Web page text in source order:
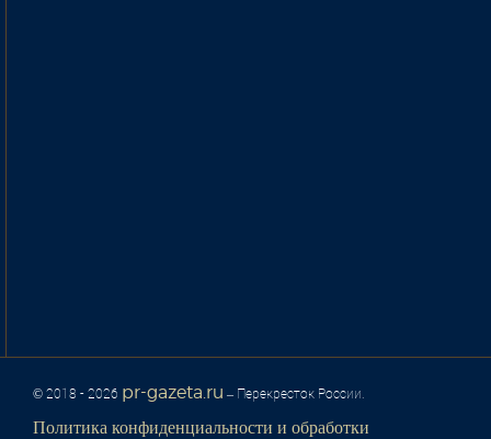
© 2018 - 2026 pr-gazeta.ru – Перекресток России.
Политика конфиденциальности и обработки